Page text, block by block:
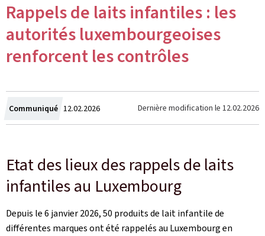
Rappels de laits infantiles : les
autorités luxembourgeoises
renforcent les contrôles
Communiqué Crée
le
12.02.2026 Dernière modification le 12.02.2026
Etat des lieux des rappels de laits
infantiles au Luxembourg
Depuis le 6 janvier 2026, 50 produits de lait infantile de
différentes marques ont été rappelés au Luxembourg en